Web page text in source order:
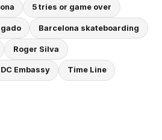
5 tries or game over
Barcelona skateboarding
Roger Silva
Embassy Time Line